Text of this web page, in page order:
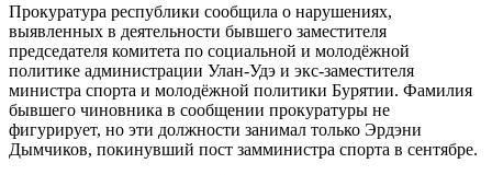
Прокуратура республики сообщила о нарушениях,
выявленных в деятельности бывшего заместителя
председателя комитета по социальной и молодёжной
политике администрации Улан-Удэ и экс-заместителя
министра спорта и молодёжной политики Бурятии. Фамилия
бывшего чиновника в сообщении прокуратуры не
фигурирует, но эти должности занимал только Эрдэни
Дымчиков, покинувший пост замминистра спорта в сентябре.